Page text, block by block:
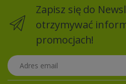
Zapisz się do
otrzymywać
promocjach!
Adres email